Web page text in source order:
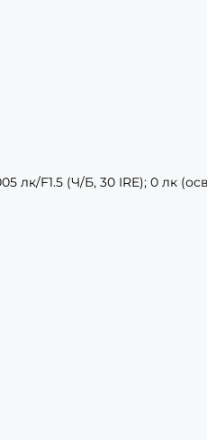
лк/F1.5 (Ч/Б, 30 IRE); 0 лк